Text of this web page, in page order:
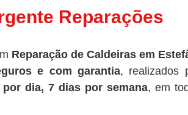
Reparações
Reparação de Caldeiras em
e com garantia, realizados
por dia, 7 dias por semana, em